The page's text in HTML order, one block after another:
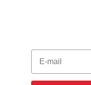
E-mail